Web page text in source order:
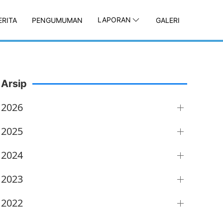
PENGUMUMAN LAPORAN GALERI
Arsip
2026
2025
2024
2023
2022